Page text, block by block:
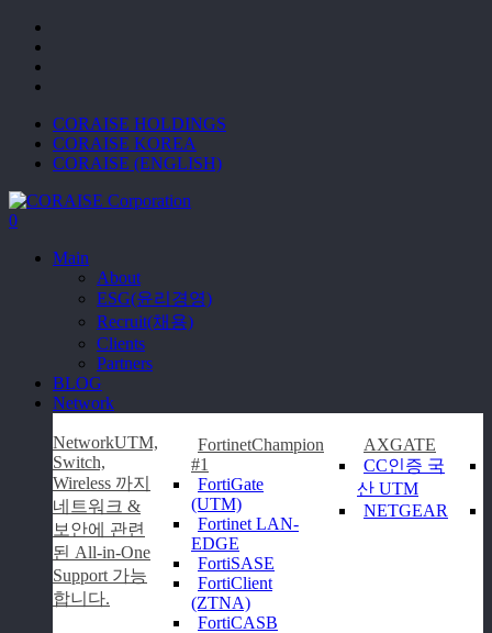
Skip
main
content
CORAISE HOLDINGS
CORAISE KOREA
CORAISE (ENGLISH)
0
Main
About
ESG(윤리경영)
Recruit(채용)
Clients
Partners
BLOG
Network
NetworkUTM,
Switch,
Wireless 까지
네트워크 &
보안에 관련
된 All-in-One
Support 가능
합니다.
FortinetChampion
#1
FortiGate
(UTM)
Fortinet LAN-
EDGE
FortiSASE
FortiClient
(ZTNA)
FortiCASB
AXGATE
CC인증 국
산 UTM
NETGEAR